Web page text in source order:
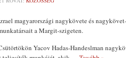
magyarországi nagykövete és
a Margit-szigeten.
Yacov Hadas-Handeslman